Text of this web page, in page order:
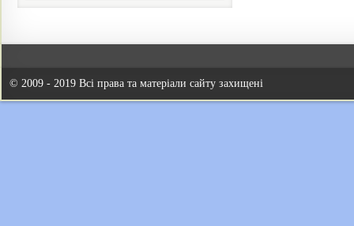
© 2009 - 2019 Всі права та матеріали сайту захищені